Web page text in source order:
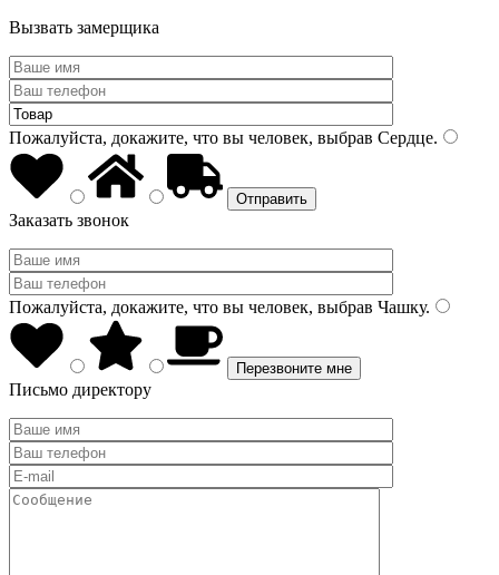
Вызвать замерщика
Пожалуйста, докажите, что вы человек, выбрав Сердце.
Заказать звонок
Пожалуйста, докажите, что вы человек, выбрав Чашку.
Письмо директору